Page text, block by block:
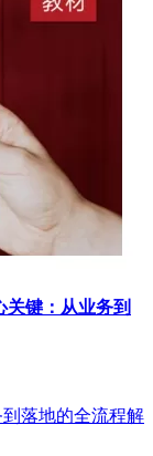
关键：从业务到
落地的全流程解